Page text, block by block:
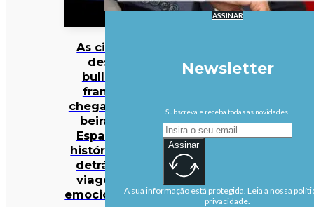
As cinzas
deste
bulldog
francês
chegaram à
beira do
Espaço. A
história por
detrás da
viagem é
emocionante
ASSINAR
Newsletter
Subscreva e receba todas as novidades.
Assinar
A sua informação está protegida. Leia a nossa
privacidade.